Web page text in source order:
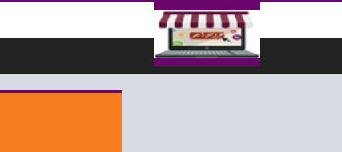
التخطي إلى المحتوى